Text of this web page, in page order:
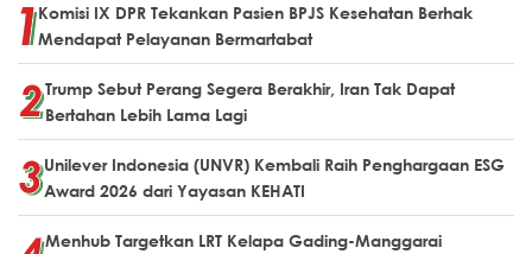
Komisi IX DPR Tekankan Pasien BPJS Kesehatan Berhak
Mendapat Pelayanan Bermartabat
Trump Sebut Perang Segera Berakhir, Iran Tak Dapat
Bertahan Lebih Lama Lagi
Unilever Indonesia (UNVR) Kembali Raih Penghargaan ESG
Award 2026 dari Yayasan KEHATI
Menhub Targetkan LRT Kelapa Gading-Manggarai